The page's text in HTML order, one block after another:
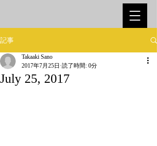
記事
July 25, 2017
Takaaki Sano
2017年7月25日 読了時間: 0分